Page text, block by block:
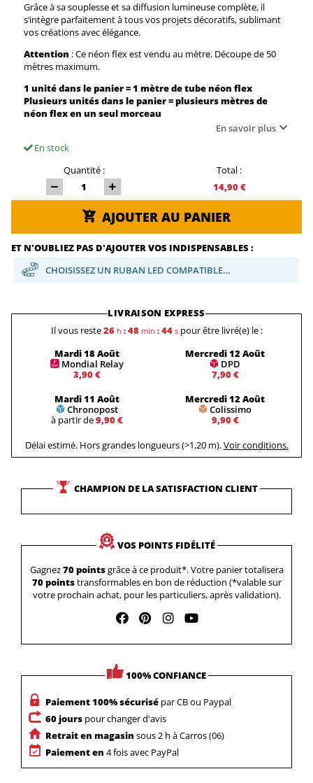
Grâce à sa souplesse et sa diffusion lumineuse complète, il
s’intègre parfaitement à tous vos projets décoratifs, sublimant
vos créations avec élégance.
Attention : Ce néon flex est vendu au mètre. Découpe de 50
mètres maximum.
1 unité dans le panier = 1 mètre de tube néon flex
Plusieurs unités dans le panier = plusieurs mètres de
néon flex en un seul morceau
En savoir plus
En stock
Quantité :
Total :
14,90 €
AJOUTER AU PANIER
ET N'OUBLIEZ PAS D'AJOUTER VOS INDISPENSABLES :
CHOISISSEZ UN RUBAN LED COMPATIBLE…
LIVRAISON EXPRESS
Il vous reste26h : 48min : 43s pour être livré(e) le :
Mardi 18 Août
Mondial Relay
3,90 €
Mercredi 12 Août
DPD
7,90 €
Mardi 11 Août
Chronopost
à partir de9,90 €
Mercredi 12 Août
Colissimo
9,90 €
Délai estimé. Hors grandes longueurs (>1,20 m).Voir conditions.
CHAMPION DE LA SATISFACTION CLIENT
VOS POINTS FIDÉLITÉ
Gagnez70 pointsgrâce à ce produit*. Votre panier totalisera
70 pointstransformables en bon de réduction (*valable sur
votre prochain achat, pour les particuliers, après validation).
100% CONFIANCE
Paiement 100% sécurisé par CB ou Paypal
60 jours pour changer d'avis
Retrait en magasin sous 2 h à Carros (06)
Paiement en 4 fois avec PayPal